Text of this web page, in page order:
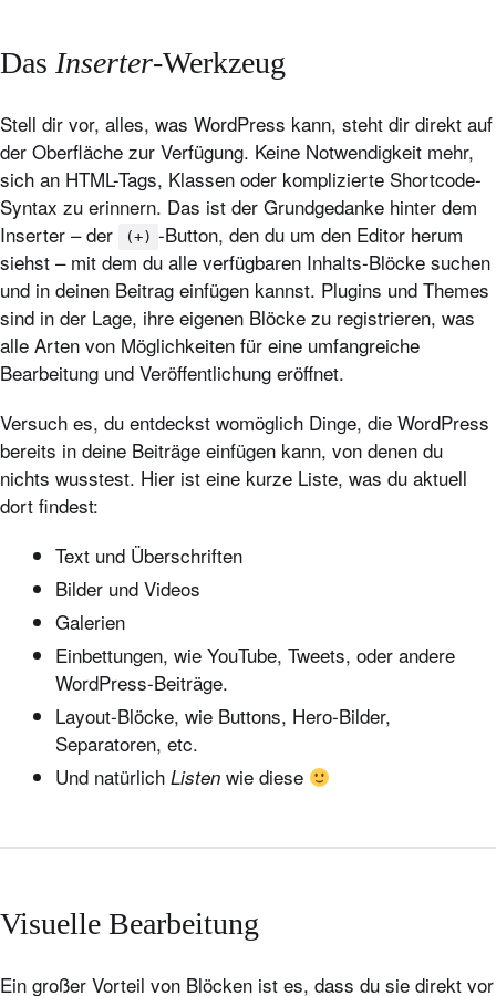
Das Inserter-Werkzeug
Stell dir vor, alles, was WordPress kann, steht dir direkt auf
der Oberfläche zur Verfügung. Keine Notwendigkeit mehr,
sich an HTML-Tags, Klassen oder komplizierte Shortcode-
Syntax zu erinnern. Das ist der Grundgedanke hinter dem
Inserter – der
(+) -Button, den du um den Editor herum
siehst – mit dem du alle verfügbaren Inhalts-Blöcke suchen
und in deinen Beitrag einfügen kannst. Plugins und Themes
sind in der Lage, ihre eigenen Blöcke zu registrieren, was
alle Arten von Möglichkeiten für eine umfangreiche
Bearbeitung und Veröffentlichung eröffnet.
Versuch es, du entdeckst womöglich Dinge, die WordPress
bereits in deine Beiträge einfügen kann, von denen du
nichts wusstest. Hier ist eine kurze Liste, was du aktuell
dort findest:
Text und Überschriften
Bilder und Videos
Galerien
Einbettungen, wie YouTube, Tweets, oder andere
WordPress-Beiträge.
Layout-Blöcke, wie Buttons, Hero-Bilder,
Separatoren, etc.
Und natürlich Listen wie diese
Visuelle Bearbeitung
Ein großer Vorteil von Blöcken ist es, dass du sie direkt vor